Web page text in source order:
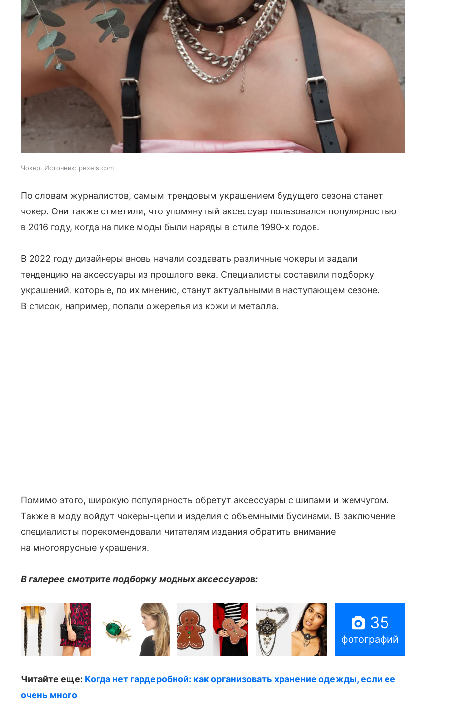
Чокер. Источник: pexels.com
По словам журналистов, самым трендовым украшением будущего сезона станет
чокер. Они также отметили, что упомянутый аксессуар пользовался популярностью
в 2016 году, когда на пике моды были наряды в стиле 1990-х годов.
В 2022 году дизайнеры вновь начали создавать различные чокеры и задали
тенденцию на аксессуары из прошлого века. Специалисты составили подборку
украшений, которые, по их мнению, станут актуальными в наступающем сезоне.
В список, например, попали ожерелья из кожи и металла.
Помимо этого, широкую популярность обретут аксессуары с шипами и жемчугом.
Также в моду войдут чокеры-цепи и изделия с объемными бусинами. В заключение
специалисты порекомендовали читателям издания обратить внимание
на многоярусные украшения.
В галерее смотрите подборку модных аксессуаров:
35
фотографий
Читайте еще: Когда нет гардеробной: как организовать хранение одежды, если ее
очень много